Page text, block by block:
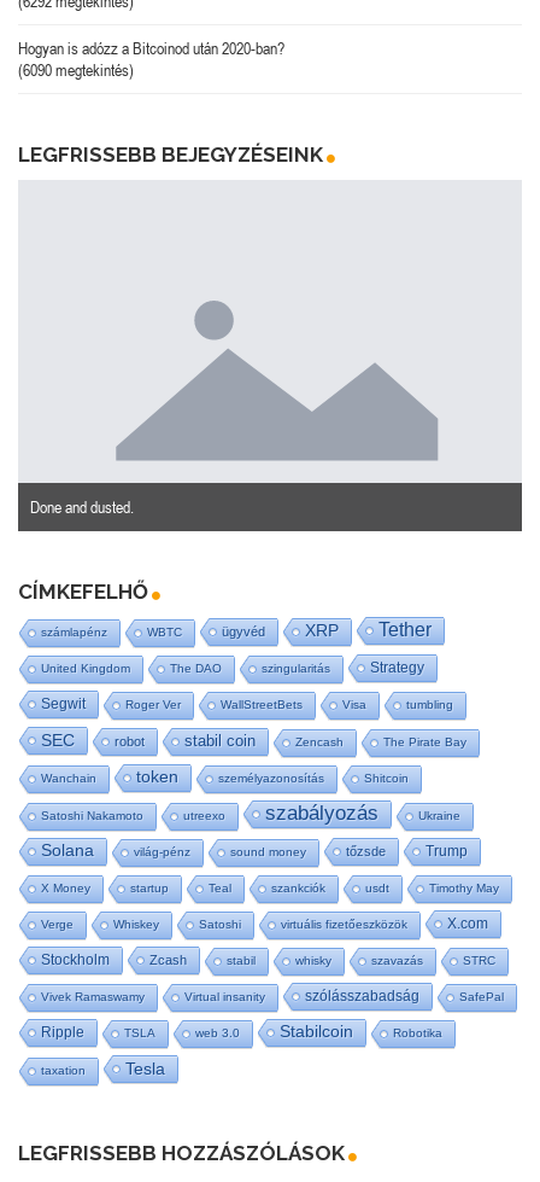
Hogyan is adózz a Bitcoinod után 2020-ban?
(6090 megtekintés)
LEGFRISSEBB BEJEGYZÉSEINK
Done and dusted.
CÍMKEFELHŐ
számlapénz WBTC ügyvéd XRP Tether
United Kingdom The DAO szingularitás Strategy
Segwit Roger Ver WallStreetBets Visa tumbling
SEC robot stabil coin Zencash The Pirate Bay
Wanchain token személyazonosítás Shitcoin
Satoshi Nakamoto utreexo szabályozás Ukraine
Solana világ-pénz sound money tőzsde Trump
X Money startup Teal szankciók usdt Timothy May
Verge Whiskey Satoshi virtuális fizetőeszközök X.com
Stockholm Zcash stabil whisky szavazás STRC
Vivek Ramaswamy Virtual insanity szólásszabadság SafePal
Ripple TSLA web 3.0 Stabilcoin Robotika
taxation Tesla
LEGFRISSEBB HOZZÁSZÓLÁSOK